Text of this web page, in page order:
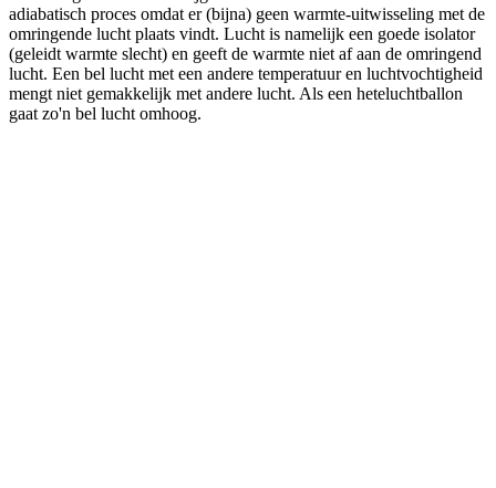
adiabatisch proces omdat er (bijna) geen warmte-uitwisseling met de
omringende lucht plaats vindt. Lucht is namelijk een goede isolator
(geleidt warmte slecht) en geeft de warmte niet af aan de omringend
lucht. Een bel lucht met een andere temperatuur en luchtvochtigheid
mengt niet gemakkelijk met andere lucht. Als een heteluchtballon
gaat zo'n bel lucht omhoog.